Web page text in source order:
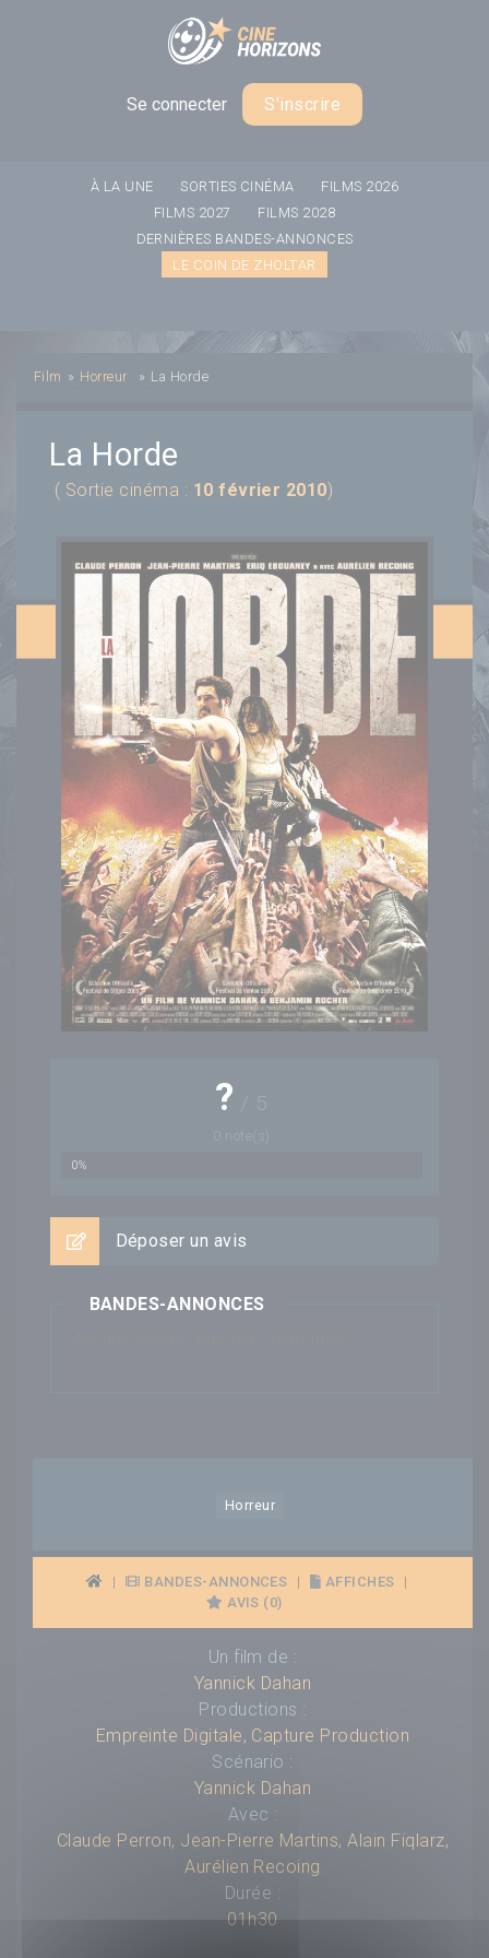
Se connecter S'inscrire
À LA UNE SORTIES CINÉMA
FILMS 2026
FILMS 2027
FILMS 2028
DERNIÈRES BANDES-ANNONCES
LE COIN DE ZHOLTAR
Film » Horreur » La Horde
La Horde
( Sortie cinéma : 10 février 2010)
? / 5
note(s)
0%
Déposer un avis
BANDES-ANNONCES
Horreur
| BANDES-ANNONCES | AFFICHES
|
AVIS (0)
Un film de :
Yannick Dahan
Productions :
Empreinte Digitale, Capture Production
Scénario :
Yannick Dahan
Avec :
Claude Perron, Jean-Pierre Martins, Alain Fiqlarz,
Aurélien Recoing
Durée :
01h30
Panneau de gestion des cookies